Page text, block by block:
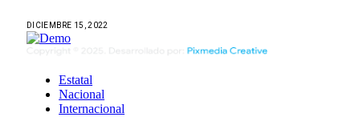
DICIEMBRE 15, 2022
Estatal
Nacional
Internacional